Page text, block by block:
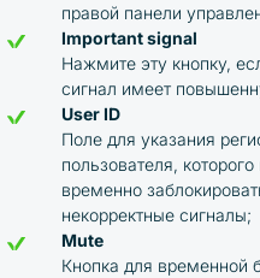
правой панели
Important signal
Нажмите эту кнопку,
сигнал имеет
User ID
Поле для указания
пользователя,
временно
некорректные сигналы;
Mute
Кнопка для временной